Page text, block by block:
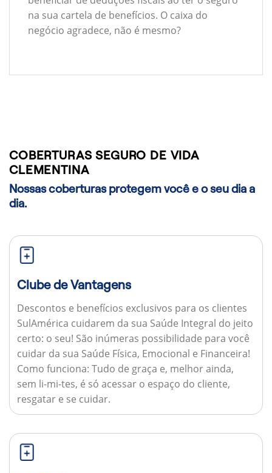
na sua cartela de benefícios. O caixa do
negócio agradece, não é mesmo?
COBERTURAS SEGURO DE VIDA
CLEMENTINA
Nossas coberturas protegem você e o seu dia a
dia.
Clube de Vantagens
Descontos e benefícios exclusivos para os clientes
SulAmérica cuidarem da sua Saúde Integral do jeito
certo: o seu! São inúmeras possibilidade para você
cuidar da sua Saúde Física, Emocional e Financeira!
Como funciona: Tudo de graça e, melhor ainda,
sem li-mi-tes, é só acessar o espaço do cliente,
resgatar e se cuidar.